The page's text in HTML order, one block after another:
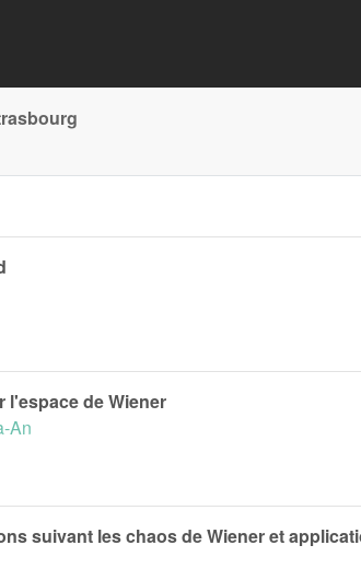
de Wiener
An
suivant les chaos de Wiener et